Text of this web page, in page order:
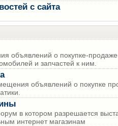
с сайта
объявлений о покупке-продаже
и запчастей к ним.
объявлений о покупке
в котором разрешается
интернет магазинам